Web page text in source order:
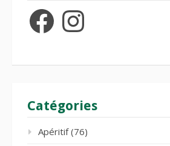
FacebookInstagram
Catégories
Apéritif(76)